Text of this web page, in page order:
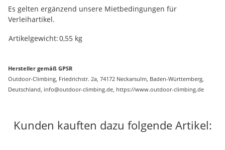
Es gelten ergänzend unsere Mietbedingungen für
Verleihartikel.
Produkteigenschaft
Wert
Artikelgewicht:0,55 kg
Hersteller gemäß GPSR
Outdoor-Climbing, Friedrichstr. 2a, 74172 Neckarsulm, Baden-Württemberg,
Deutschland, info@outdoor-climbing.de, https://www.outdoor-climbing.de
Kunden kauften dazu folgende Artikel: